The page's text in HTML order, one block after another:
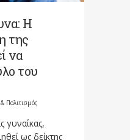
H
της
να
του
Πολιτισμός
γυναίκας,
ως δείκτης